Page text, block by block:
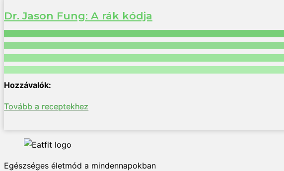
Dr. Jason Fung: A rák kódja
Tovább a receptekhez
Egészséges életmód a mindennapokban